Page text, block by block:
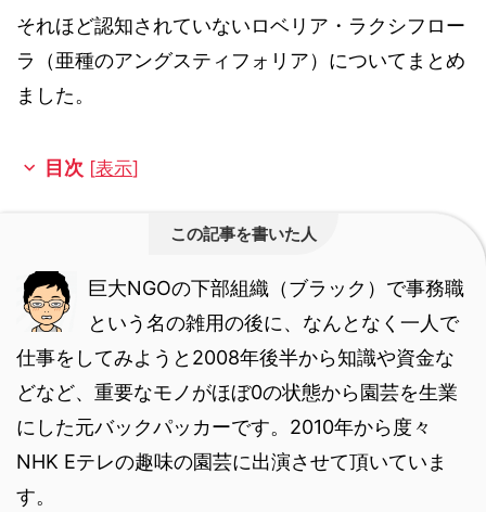
それほど認知されていないロベリア・ラクシフロー
ラ（亜種のアングスティフォリア）についてまとめ
ました。
目次 [表示]
この記事を書いた人
巨大NGOの下部組織（ブラック）で事務職
という名の雑用の後に、なんとなく一人で
仕事をしてみようと2008年後半から知識や資金な
どなど、重要なモノがほぼ0の状態から園芸を生業
にした元バックパッカーです。 2010年から度々
NHK Eテレの趣味の園芸に出演させて頂いていま
す。